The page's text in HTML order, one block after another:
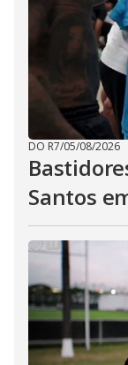
DO R7/05/08/2026
Santos